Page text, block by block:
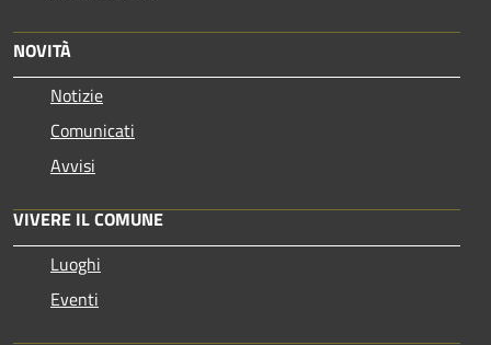
NOVITÀ
Notizie
Comunicati
Avvisi
VIVERE IL COMUNE
Luoghi
Eventi